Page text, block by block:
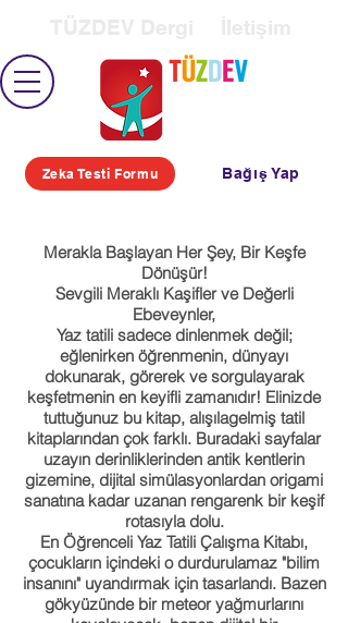
Zeka Testi Formu Bağış Yap
Merakla Başlayan Her Şey, Bir Keşfe
Dönüşür!
Sevgili Meraklı Kaşifler ve Değerli
Ebeveynler,
Yaz tatili sadece dinlenmek değil;
eğlenirken öğrenmenin, dünyayı
dokunarak, görerek ve sorgulayarak
keşfetmenin en keyifli zamanıdır! Elinizde
tuttuğunuz bu kitap, alışılagelmiş tatil
kitaplarından çok farklı. Buradaki sayfalar
uzayın derinliklerinden antik kentlerin
gizemine, dijital simülasyonlardan origami
sanatına kadar uzanan rengarenk bir keşif
rotasıyla dolu.
En Öğrenceli Yaz Tatili Çalışma Kitabı,
çocukların içindeki o durdurulamaz "bilim
insanını" uyandırmak için tasarlandı. Bazen
gökyüzünde bir meteor yağmurlarını